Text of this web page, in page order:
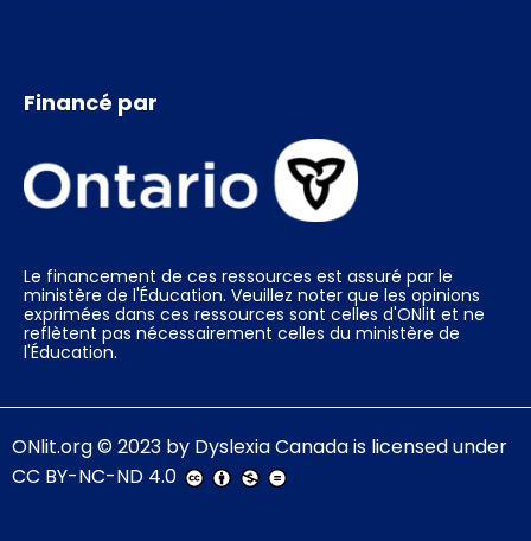
Financé par
Le financement de ces ressources est assuré par le
ministère de l'Éducation. Veuillez noter que les opinions
exprimées dans ces ressources sont celles d'ONlit et ne
reflètent pas nécessairement celles du ministère de
l'Éducation.
ONlit.org© 2023 by Dyslexia Canadais licensed under
CC BY-NC-ND 4.0